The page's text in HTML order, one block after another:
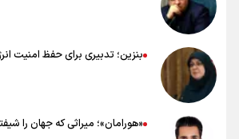
بنزین؛ تدبیری برای حفظ امنیت
«هورامان»؛ میراثی که جهان را